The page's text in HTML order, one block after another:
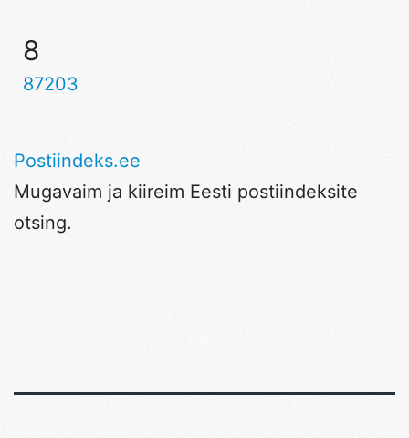
8
87203
Postiindeks.ee
Mugavaim ja kiireim Eesti postiindeksite
otsing.